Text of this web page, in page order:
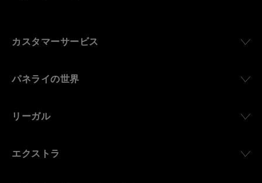
カスタマーサービス
パネライの世界
リーガル
エクストラ